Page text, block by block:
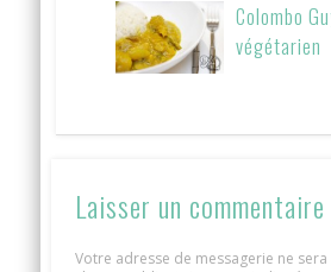
Colombo
végétarien
Laisser un commentaire
Votre adresse de messagerie ne